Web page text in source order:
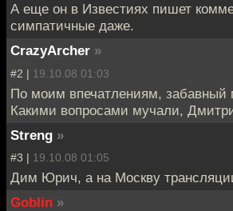
А еще он в Известиях пишет
симпатичные даже.
CrazyArcher »
#2 | 19.10.08 01:03
По моим впечатлениям, забавный
Какими вопросами мучали,
Streng »
#3 | 19.10.08 01:05
Дим Юрич, а на Москву
Goblin »